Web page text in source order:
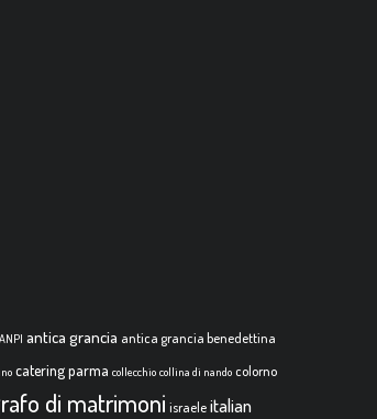
ANPI antica grancia antica grancia benedettina
catering parma collecchio collina di nando colorno
di matrimoni israeleitalian